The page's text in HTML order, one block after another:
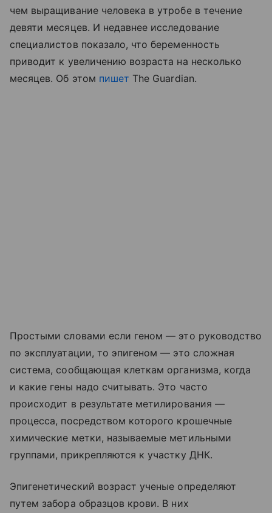
чем выращивание человека в утробе в течение
девяти месяцев. И недавнее исследование
специалистов показало, что беременность
приводит к увеличению возраста на несколько
месяцев. Об этом пишет The Guardian.
Простыми словами если геном — это руководство
по эксплуатации, то эпигеном — это сложная
система, сообщающая клеткам организма, когда
и какие гены надо считывать. Это часто
происходит в результате метилирования —
процесса, посредством которого крошечные
химические метки, называемые метильными
группами, прикрепляются к участку ДНК.
Эпигенетический возраст ученые определяют
путем забора образцов крови. В них